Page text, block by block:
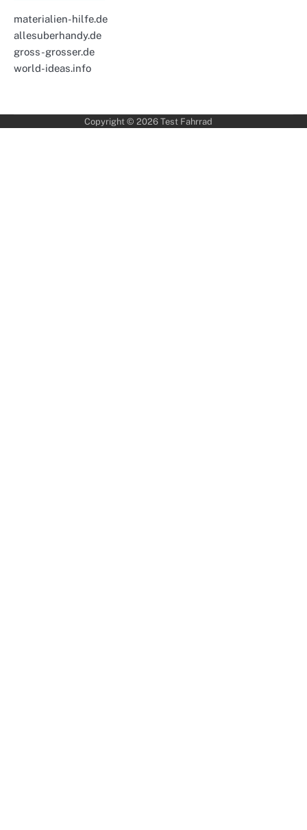
materialien-hilfe.de
allesuberhandy.de
gross-grosser.de
world-ideas.info
Copyright © 2026 Test Fahrrad